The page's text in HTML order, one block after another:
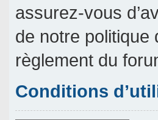
assurez-vous
de notre politique
règlement du
Conditions